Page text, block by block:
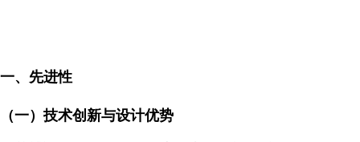
一、先进性
（一）技术创新与设计优势